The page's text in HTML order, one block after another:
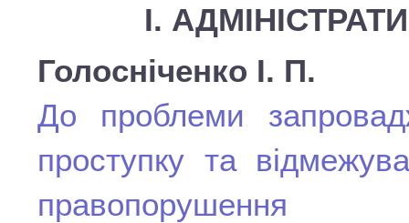
І.
Голосніченко І. П.
До проблеми
проступку та
правопорушення